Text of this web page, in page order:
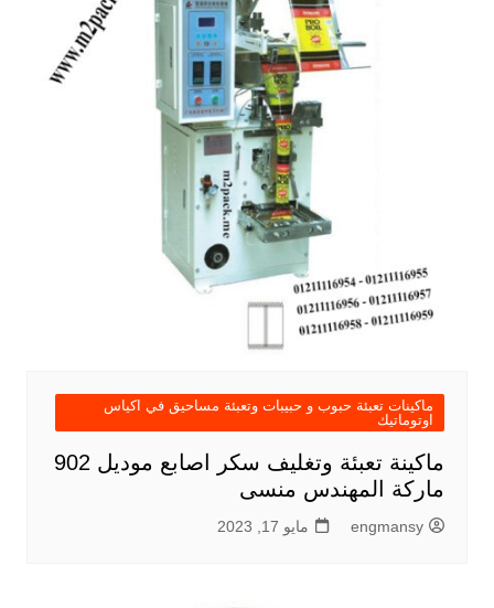
ماكينات تعبئة حبوب و حبيبات وتعبئة مساحيق في اكياس
اوتوماتيك
ماكينة تعبئة وتغليف سكر اصابع موديل 902
ماركة المهندس منسى
engmansy مايو 17, 2023